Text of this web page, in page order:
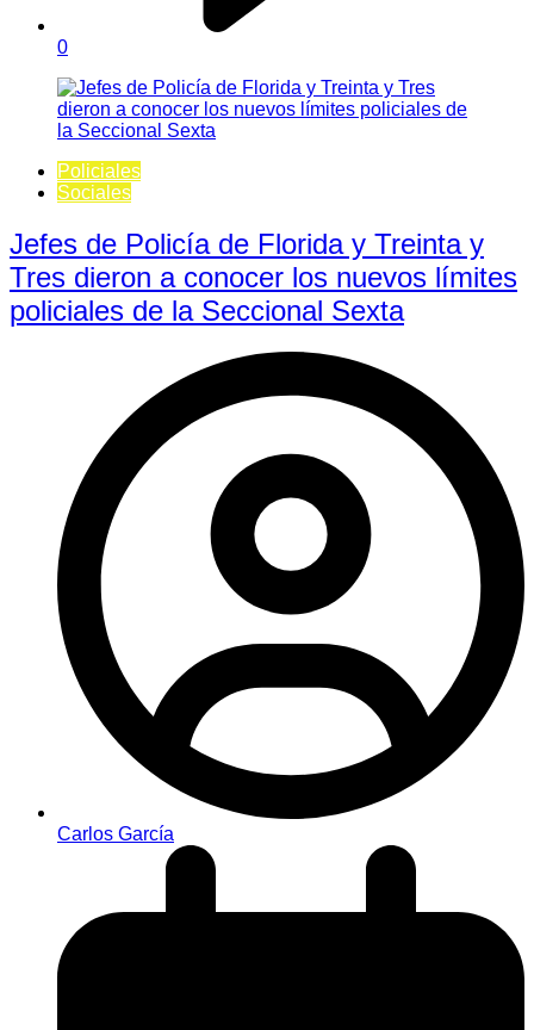
0
Policiales
Sociales
Jefes de Policía de Florida y Treinta y
Tres dieron a conocer los nuevos límites
policiales de la Seccional Sexta
Carlos García